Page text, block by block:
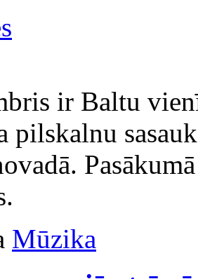
ir Baltu
pilskalnu
Mūzika